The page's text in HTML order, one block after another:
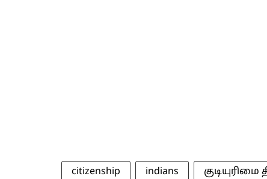
citizenship indians குடியுரிமை